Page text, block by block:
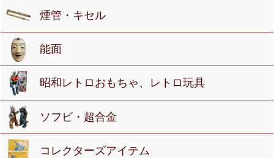
煙管・キセル
能面
昭和レトロおもちゃ、レトロ玩具
ソフビ・超合金
コレクターズアイテム